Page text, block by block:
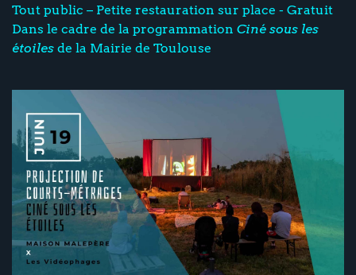
Tout public – Petite restauration sur place - Gratuit
Dans le cadre de la programmation Ciné sous les
étoiles de la Mairie de Toulouse